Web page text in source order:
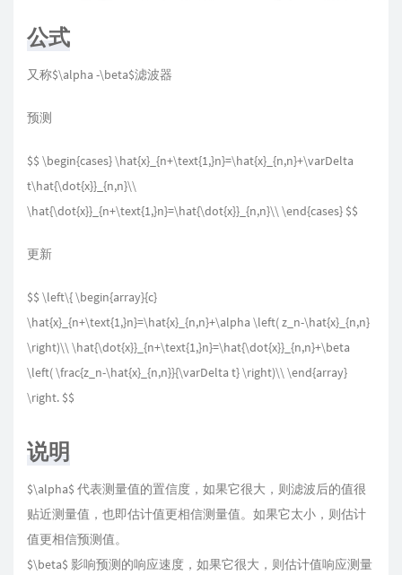
公式
又称$\alpha -\beta$滤波器
预测
$$ \begin{cases} \hat{x}_{n+\text{1,}n}=\hat{x}_{n,n}+\varDelta
t\hat{\dot{x}}_{n,n}\\
\hat{\dot{x}}_{n+\text{1,}n}=\hat{\dot{x}}_{n,n}\\ \end{cases} $$
更新
$$ \left\{ \begin{array}{c}
\hat{x}_{n+\text{1,}n}=\hat{x}_{n,n}+\alpha \left( z_n-\hat{x}_{n,n}
\right)\\ \hat{\dot{x}}_{n+\text{1,}n}=\hat{\dot{x}}_{n,n}+\beta
\left( \frac{z_n-\hat{x}_{n,n}}{\varDelta t} \right)\\ \end{array}
\right. $$
说明
$\alpha$ 代表测量值的置信度，如果它很大，则滤波后的值很
贴近测量值，也即估计值更相信测量值。如果它太小，则估计
值更相信预测值。
$\beta$ 影响预测的响应速度，如果它很大，则估计值响应测量